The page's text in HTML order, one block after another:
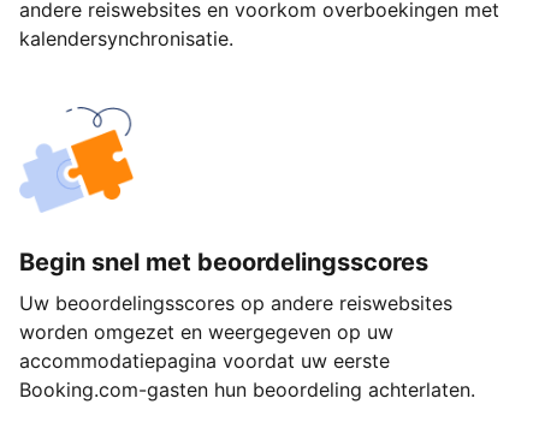
andere reiswebsites en voorkom overboekingen met
kalendersynchronisatie.
Begin snel met beoordelingsscores
Uw beoordelingsscores op andere reiswebsites
worden omgezet en weergegeven op uw
accommodatiepagina voordat uw eerste
Booking.com-gasten hun beoordeling achterlaten.